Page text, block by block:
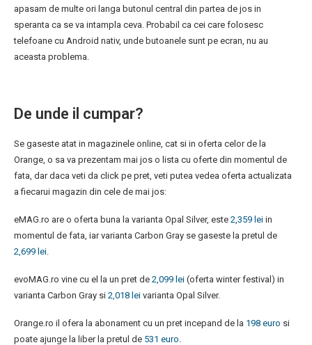
apasam de multe ori langa butonul central din partea de jos in
speranta ca se va intampla ceva. Probabil ca cei care folosesc
telefoane cu Android nativ, unde butoanele sunt pe ecran, nu au
aceasta problema.
De unde il cumpar?
Se gaseste atat in magazinele online, cat si in oferta celor de la
Orange, o sa va prezentam mai jos o lista cu oferte din momentul de
fata, dar daca veti da click pe pret, veti putea vedea oferta actualizata
a fiecarui magazin din cele de mai jos:
eMAG.ro are o oferta buna la varianta Opal Silver, este 2,359 lei in
momentul de fata, iar varianta Carbon Gray se gaseste la pretul de
2,699 lei.
evoMAG.ro vine cu el la un pret de 2,099 lei (oferta winter festival) in
varianta Carbon Gray si 2,018 lei varianta Opal Silver.
Orange.ro il ofera la abonament cu un pret incepand de la 198 euro si
poate ajunge la liber la pretul de 531 euro.